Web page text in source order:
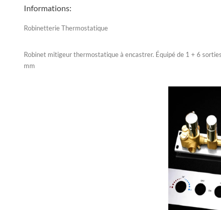
Informations:
Robinetterie Thermostatique
Robinet mitigeur thermostatique à encastrer. Équipé de 1 + 6
mm